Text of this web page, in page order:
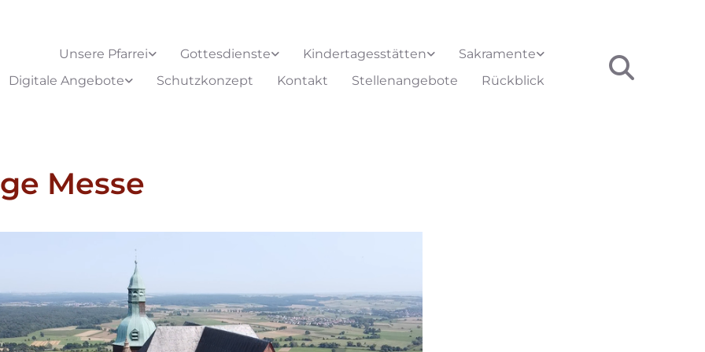
Unsere Pfarrei Gottesdienste Kindertagesstätten
Sakramente
Digitale Angebote
Schutzkonzept Kontakt Stellenangebote Rückblick
Messe